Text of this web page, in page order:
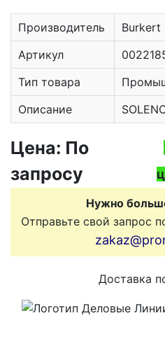
Производитель
Burkert
Артикул
Тип товара
Описание
Цена: По
запросу
Нужно
Отправьте свой запрос
Доставка